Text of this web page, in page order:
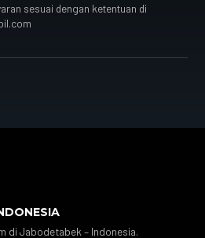
sesuai dengan ketentuan di
di Jabodetabek – Indonesia.